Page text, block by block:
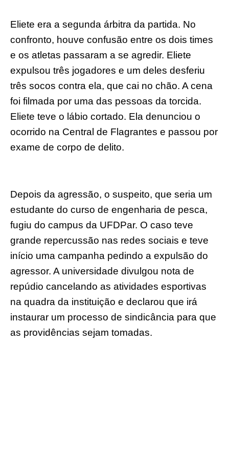
Eliete era a segunda árbitra da partida. No
confronto, houve confusão entre os dois times
e os atletas passaram a se agredir. Eliete
expulsou três jogadores e um deles desferiu
três socos contra ela, que cai no chão. A cena
foi filmada por uma das pessoas da torcida.
Eliete teve o lábio cortado. Ela denunciou o
ocorrido na Central de Flagrantes e passou por
exame de corpo de delito.
Depois da agressão, o suspeito, que seria um
estudante do curso de engenharia de pesca,
fugiu do campus da UFDPar. O caso teve
grande repercussão nas redes sociais e teve
início uma campanha pedindo a expulsão do
agressor. A universidade divulgou nota de
repúdio cancelando as atividades esportivas
na quadra da instituição e declarou que irá
instaurar um processo de sindicância para que
as providências sejam tomadas.